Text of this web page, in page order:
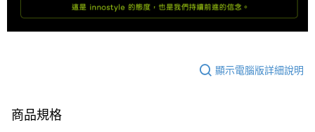
顯示電腦版詳細說明
商品規格